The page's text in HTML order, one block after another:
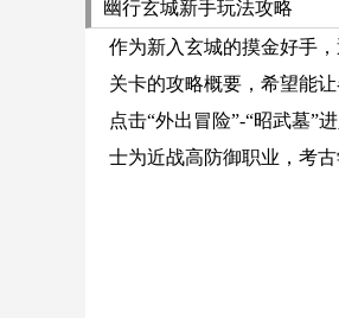
幽行玄城新手玩法攻略
作为新入玄城的摸金好手
关卡的攻略概要，希望能
点击“外出冒险”-“昭武墓”
士为近战高防御职业，考